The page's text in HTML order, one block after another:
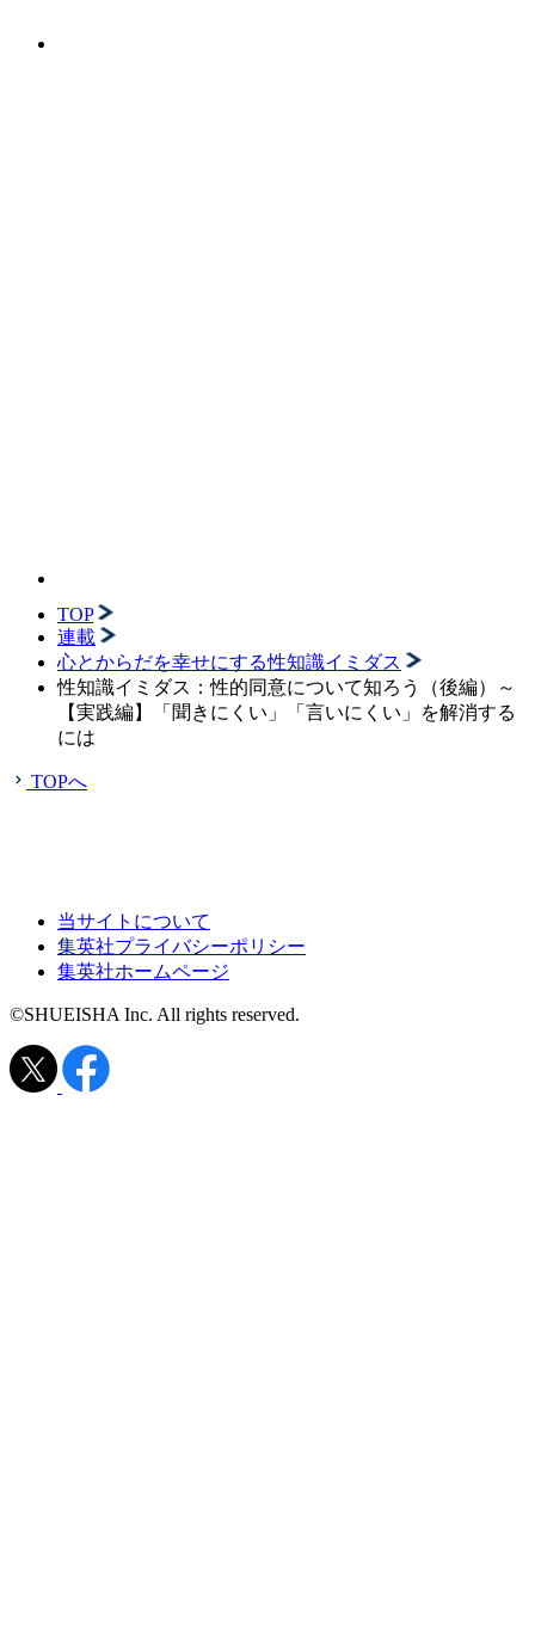
TOP
連載
心とからだを幸せにする性知識イミダス
性知識イミダス：性的同意について知ろう（後編）～
【実践編】「聞きにくい」「言いにくい」を解消する
には
TOPへ
当サイトについて
集英社プライバシーポリシー
集英社ホームページ
©SHUEISHA Inc. All rights reserved.